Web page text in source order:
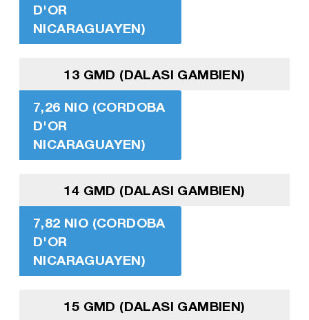
D'OR
NICARAGUAYEN)
13 GMD (DALASI GAMBIEN)
7,26 NIO (CORDOBA
D'OR
NICARAGUAYEN)
14 GMD (DALASI GAMBIEN)
7,82 NIO (CORDOBA
D'OR
NICARAGUAYEN)
15 GMD (DALASI GAMBIEN)